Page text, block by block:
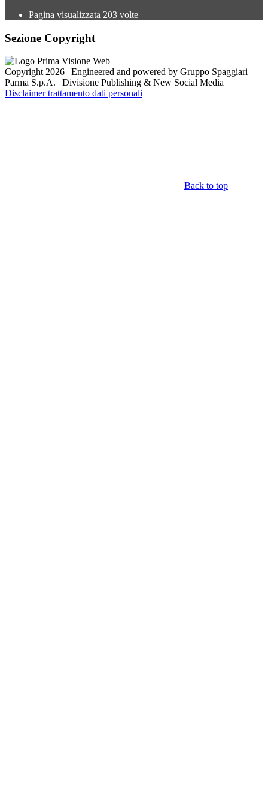
Pagina visualizzata 203 volte
Sezione Copyright
Copyright 2026 | Engineered and powered by Gruppo Spaggiari
Parma S.p.A. | Divisione Publishing & New Social Media
Disclaimer trattamento dati personali
Back to top